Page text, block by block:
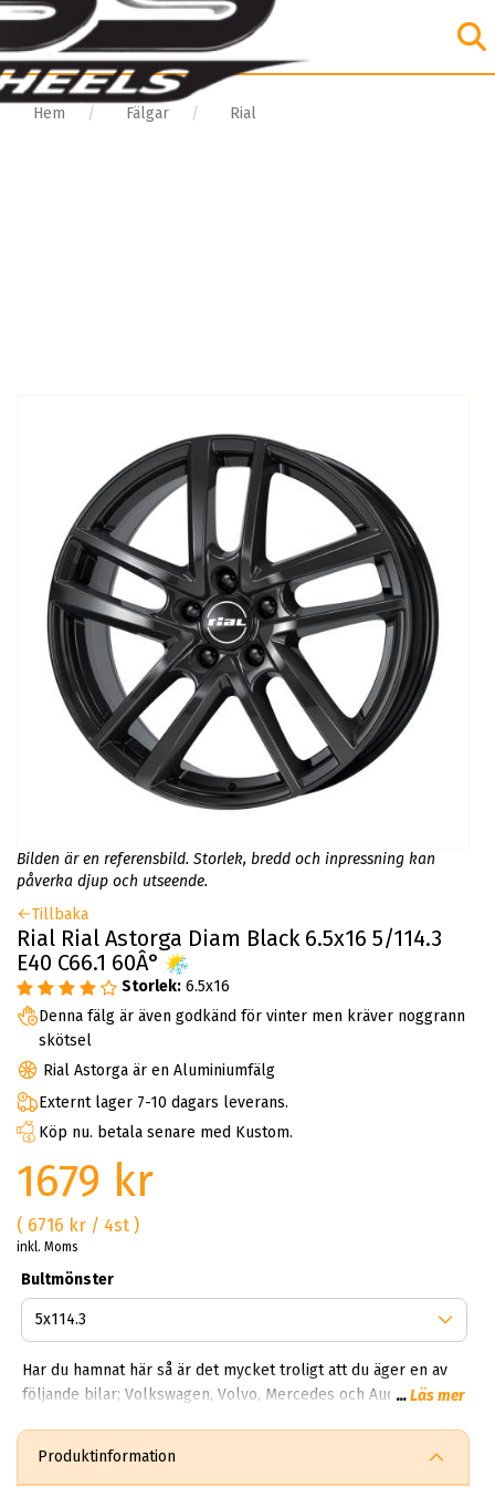
Hem Fälgar Rial
Bilden är en referensbild. Storlek, bredd och inpressning kan
påverka djup och utseende.
Tillbaka
Rial Rial Astorga Diam Black 6.5x16 5/114.3
E40 C66.1 60Â°
Storlek: 6.5x16
Denna fälg är även godkänd för vinter men kräver noggrann
skötsel
Rial Astorga är en Aluminiumfälg
Externt lager 7-10 dagars leverans.
Köp nu. betala senare med Kustom.
1679 kr
( 6716 kr / 4st )
inkl. Moms
Bultmönster
Har du hamnat här så är det mycket troligt att du äger en av
följande bilar; Volkswagen, Volvo, Mercedes och Audi? Det
Kodiak, Torino, Norrano och Arktis. Fälgarna tillverkas i
...Läs mer
Produktinformation